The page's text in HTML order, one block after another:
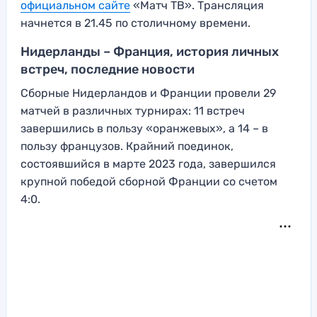
официальном сайте «Матч ТВ». Трансляция
начнется в 21.45 по столичному времени.
Нидерланды – Франция, история личных
встреч, последние новости
Сборные Нидерландов и Франции провели 29
матчей в различных турнирах: 11 встреч
завершились в пользу «оранжевых», а 14 – в
пользу французов. Крайний поединок,
состоявшийся в марте 2023 года, завершился
крупной победой сборной Франции со счетом
4:0.